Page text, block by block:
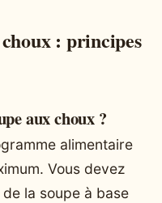
: principes
aux choux ?
alimentaire
Vous devez
la soupe à base